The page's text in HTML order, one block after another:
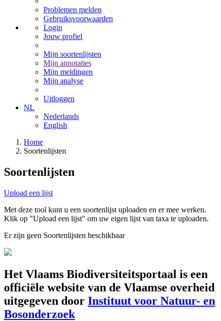
Problemen melden
Gebruiksvoorwaarden
Login
Jouw profiel
Mijn soortenlijsten
Mijn annotaties
Mijn meldingen
Mijn analyse
Uitloggen
NL
Nederlands
English
Home
Soortenlijsten
Soortenlijsten
Upload een lijst
Met deze tool kunt u een soortenlijst uploaden en er mee werken.
Klik op "Upload een lijst" om uw eigen lijst van taxa te uploaden.
Er zijn geen Soortenlijsten beschikbaar
Het Vlaams Biodiversiteitsportaal is een
officiële website van de Vlaamse overheid
uitgegeven door Instituut voor Natuur- en
Bosonderzoek